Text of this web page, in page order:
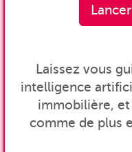
Laissez vous
intelligence
immobilière,
comme de plus